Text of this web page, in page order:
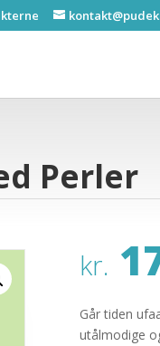
Perler
kr.
Går tiden
utålmodige